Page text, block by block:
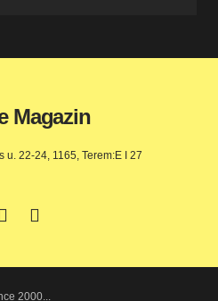
Magazin
u. 22-24, 1165, Terem:E I 27
2000...